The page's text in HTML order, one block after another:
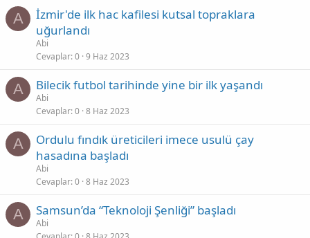
A
İzmir'de ilk hac kafilesi kutsal topraklara
uğurlandı
Abi
Cevaplar 0 9 Haz 2023
A Bilecik futbol tarihinde yine bir ilk yaşandı
Abi
Cevaplar 0 8 Haz 2023
A
Ordulu fındık üreticileri imece usulü çay
hasadına başladı
Abi
Cevaplar 0 8 Haz 2023
A Samsun’da “Teknoloji Şenliği” başladı
Abi